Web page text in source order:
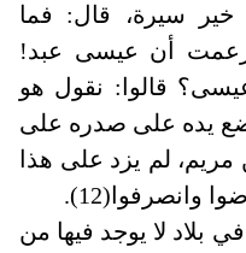
خير سيرة، قال: فما
وزعمت أن عيسى عبد!
قالوا: نقول هو
يده على صدره على
لم يزد على هذا
وانصرفوا(12)
.
في بلاد لا يوجد فيها من